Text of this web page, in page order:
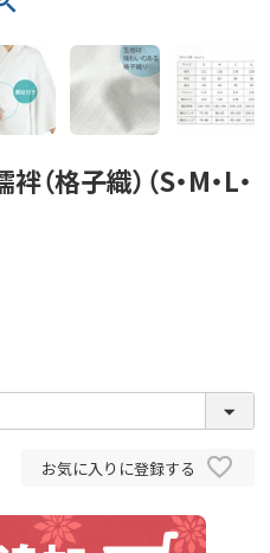
（格子織）（S・M・L・
お気に入りに登録する